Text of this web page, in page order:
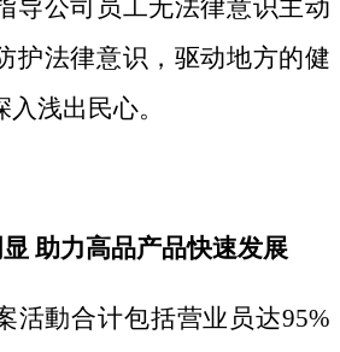
导公司员工无法律意识主动
护法律意识，驱动地方的健
浅出民心。
助力高品产品快速发展
活動合计包括营业员达95%